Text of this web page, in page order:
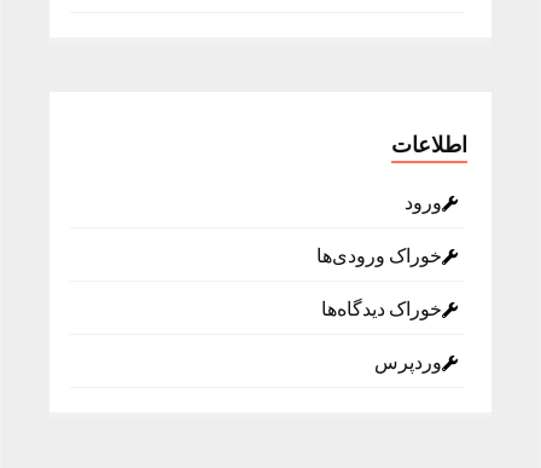
اطلاعات
ورود
خوراک ورودی‌ها
خوراک دیدگاه‌ها
وردپرس